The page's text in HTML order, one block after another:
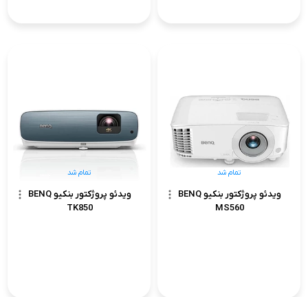
ویدئو پروژکتور بنکیو BENQ
MS560
تمام شد
ویدئو پروژکتور بنکیو BENQ
TK850
تمام شد